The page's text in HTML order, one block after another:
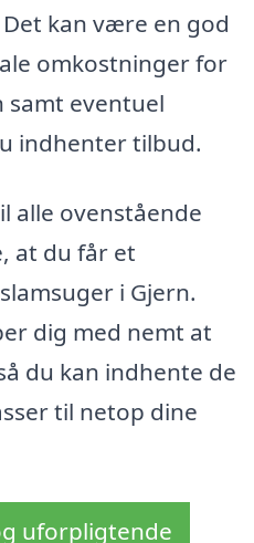
kan være en god
omkostninger for
samt eventuel
indhenter tilbud.
alle ovenstående
at du får et
i Gjern.
dig med nemt at
du kan indhente de
til netop dine
uforpligtende